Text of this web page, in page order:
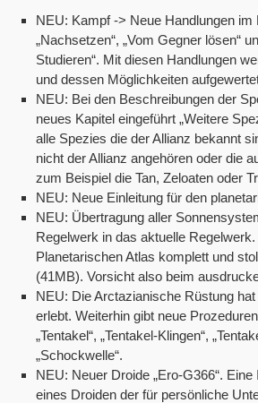
NEU: Kampf -> Neue Handlungen im
„Nachsetzen“, „Vom Gegner lösen“
Studieren“. Mit diesen Handlungen
und dessen Möglichkeiten
NEU: Bei den Beschreibungen der
neues Kapitel eingeführt „Weitere
alle Spezies die der Allianz bekannt
nicht der Allianz angehören oder die
zum Beispiel die Tan, Zeloaten oder
NEU: Neue Einleitung für den
NEU: Übertragung aller
Regelwerk in das aktuelle
Planetarischen Atlas komplett und
(41MB). Vorsicht also beim
NEU: Die Arctazianische Rüstung
erlebt. Weiterhin gibt neue
„Tentakel“, „Tentakel-Klingen“,
„Schockwelle“.
NEU: Neuer Droide „Ero-G366“.
eines Droiden der für persönliche